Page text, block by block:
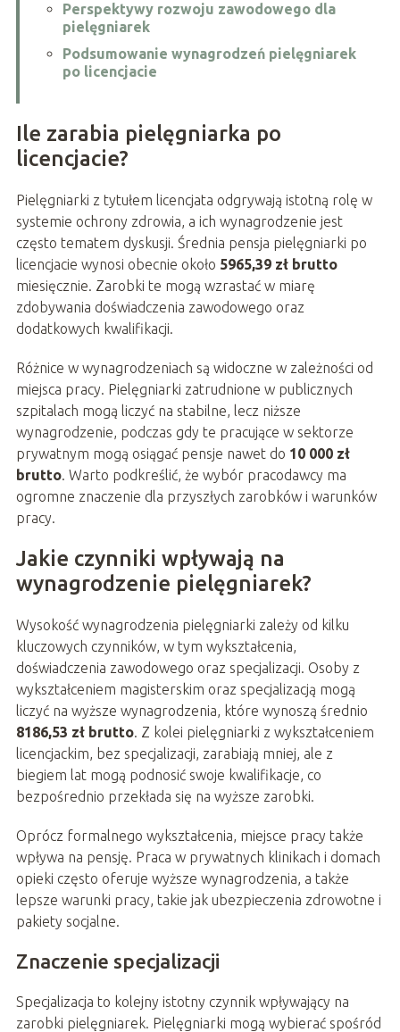
Perspektywy rozwoju zawodowego dla
pielęgniarek
Podsumowanie wynagrodzeń pielęgniarek
po licencjacie
Ile zarabia pielęgniarka po
licencjacie?
Pielęgniarki z tytułem licencjata odgrywają istotną rolę w
systemie ochrony zdrowia, a ich wynagrodzenie jest
często tematem dyskusji. Średnia pensja pielęgniarki po
licencjacie wynosi obecnie około 5965,39 zł brutto
miesięcznie. Zarobki te mogą wzrastać w miarę
zdobywania doświadczenia zawodowego oraz
dodatkowych kwalifikacji.
Różnice w wynagrodzeniach są widoczne w zależności od
miejsca pracy. Pielęgniarki zatrudnione w publicznych
szpitalach mogą liczyć na stabilne, lecz niższe
wynagrodzenie, podczas gdy te pracujące w sektorze
prywatnym mogą osiągać pensje nawet do 10 000 zł
brutto. Warto podkreślić, że wybór pracodawcy ma
ogromne znaczenie dla przyszłych zarobków i warunków
pracy.
Jakie czynniki wpływają na
wynagrodzenie pielęgniarek?
Wysokość wynagrodzenia pielęgniarki zależy od kilku
kluczowych czynników, w tym wykształcenia,
doświadczenia zawodowego oraz specjalizacji. Osoby z
wykształceniem magisterskim oraz specjalizacją mogą
liczyć na wyższe wynagrodzenia, które wynoszą średnio
8186,53 zł brutto. Z kolei pielęgniarki z wykształceniem
licencjackim, bez specjalizacji, zarabiają mniej, ale z
biegiem lat mogą podnosić swoje kwalifikacje, co
bezpośrednio przekłada się na wyższe zarobki.
Oprócz formalnego wykształcenia, miejsce pracy także
wpływa na pensję. Praca w prywatnych klinikach i domach
opieki często oferuje wyższe wynagrodzenia, a także
lepsze warunki pracy, takie jak ubezpieczenia zdrowotne i
pakiety socjalne.
Znaczenie specjalizacji
Specjalizacja to kolejny istotny czynnik wpływający na
zarobki pielęgniarek. Pielęgniarki mogą wybierać spośród